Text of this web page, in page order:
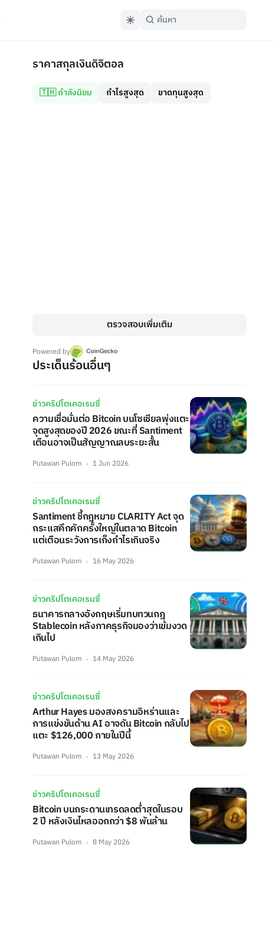
ราคาสกุลเงินดิจิตอล
🇹🇭 กำลังนิยม กำไรสูงสุด ขาดทุนสูงสุด
ตรวจสอบเพิ่มเติม
Powered by
ประเด็นร้อนอื่นๆ
ข่าวคริปโตเคอเรนซี่
ความเชื่อมั่นต่อ Bitcoin บนโซเชียลพุ่งแตะ
จุดสูงสุดของปี 2026 ขณะที่ Santiment
เตือนอาจเป็นสัญญาณลบระยะสั้น
Putawan Pulom 1 Jun 2026
ข่าวคริปโตเคอเรนซี่
Santiment ชี้กฎหมาย CLARITY Act จุด
กระแสคึกคักครั้งใหญ่ในตลาด Bitcoin
แต่เตือนระวังการเก็งกำไรเกินจริง
Putawan Pulom 16 May 2026
ข่าวคริปโตเคอเรนซี่
ธนาคารกลางอังกฤษเริ่มทบทวนกฎ
Stablecoin หลังภาคธุรกิจมองว่าเข้มงวด
เกินไป
Putawan Pulom 14 May 2026
ข่าวคริปโตเคอเรนซี่
Arthur Hayes มองสงครามอิหร่านและ
การแข่งขันด้าน AI อาจดัน Bitcoin กลับไป
แตะ $126,000 ภายในปีนี้
Putawan Pulom 13 May 2026
ข่าวคริปโตเคอเรนซี่
Bitcoin บนกระดานเทรดลดต่ำสุดในรอบ
2 ปี หลังเงินไหลออกกว่า $8 พันล้าน
Putawan Pulom 8 May 2026